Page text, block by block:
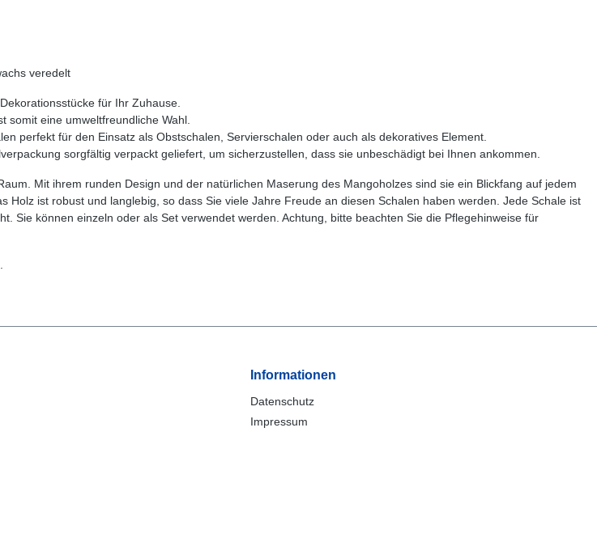
veredelt
für Ihr Zuhause.
somit eine umweltfreundliche Wahl.
perfekt für den Einsatz als Obstschalen, Servierschalen oder auch als dekoratives Element.
sorgfältig verpackt geliefert, um sicherzustellen, dass sie unbeschädigt bei Ihnen ankommen.
Mit ihrem runden Design und der natürlichen Maserung des Mangoholzes sind sie ein Blickfang auf jedem
ist robust und langlebig, so dass Sie viele Jahre Freude an diesen Schalen haben werden. Jede Schale ist
Sie können einzeln oder als Set verwendet werden. Achtung, bitte beachten Sie die Pflegehinweise für
Informationen
Datenschutz
Impressum